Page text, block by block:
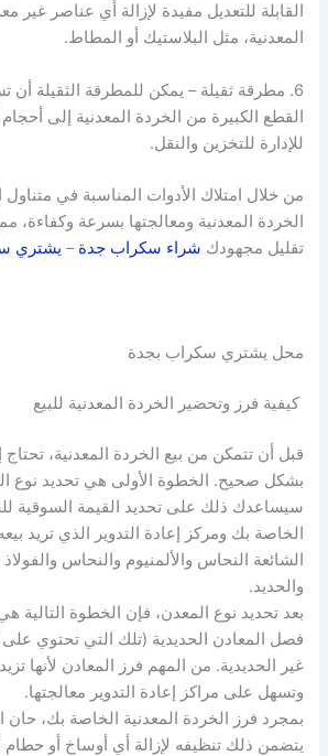
القابلة للتعديل مفيدة لإزالة أي عناصر غير
المعدنية، مثل البلاستيك أو المطاط.
6. مطرقة ثقيلة – يمكن للمطرقة الثقيلة أن
القطع الكبيرة من الخردة المعدنية إلى أحجام
للإدارة للتخزين والنقل.
من خلال امتلاك الأدوات المناسبة في متناول
الخردة المعدنية ومعالجتها بسرعة وكفاءة،
تقليل مجهودك شراء سكراب جدة – يشتري
محل يشتري سكراب بجدة
كيفية فرز وتحضير الخردة المعدنية للبيع
قبل أن تتمكن من بيع الخردة المعدنية، تحتاج
بشكل صحيح. الخطوة الأولى هي تحديد نوع
سيساعدك ذلك على تحديد القيمة السوقية
الخاصة بك ومركز إعادة التدوير الذي تريد
الشائعة النحاس والألمنيوم والنحاس
والحديد.
بعد تحديد نوع المعدن، فإن الخطوة
فصل المعادن الحديدية (تلك التي تحتوي
غير الحديدية. من المهم فرز المعادن لأنها
وتسهل على مراكز إعادة التدوير معالجتها.
بمجرد فرز الخردة المعدنية الخاصة بك، حان
يتضمن ذلك تنظيفه لإزالة أي أوساخ أو حطام